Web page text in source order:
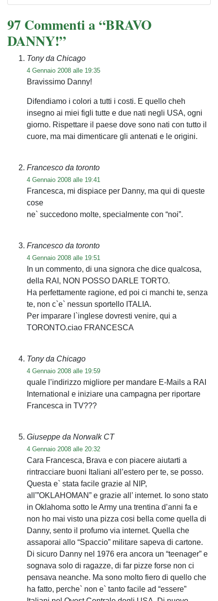
97 Commenti a “BRAVO
DANNY!”
Tony da Chicago
4 Gennaio 2008 alle 19:35
Bravissimo Danny!
Difendiamo i colori a tutti i costi. E quello cheh
insegno ai miei figli tutte e due nati negli USA, ogni
giorno. Rispettare il paese dove sono nati con tutto il
cuore, ma mai dimenticare gli antenati e le origini.
Francesco da toronto
4 Gennaio 2008 alle 19:41
Francesca, mi dispiace per Danny, ma qui di queste
cose
ne` succedono molte, specialmente con “noi”.
Francesco da toronto
4 Gennaio 2008 alle 19:51
In un commento, di una signora che dice qualcosa,
della RAI, NON POSSO DARLE TORTO.
Ha perfettamente ragione, ed poi ci manchi te, senza
te, non c`e` nessun sportello ITALIA.
Per imparare l`inglese dovresti venire, qui a
TORONTO.ciao FRANCESCA
Tony da Chicago
4 Gennaio 2008 alle 19:59
quale l’indirizzo migliore per mandare E-Mails a RAI
International e iniziare una campagna per riportare
Francesca in TV???
Giuseppe da Norwalk CT
4 Gennaio 2008 alle 20:32
Cara Francesca, Brava e con piacere aiutarti a
rintracciare buoni Italiani all’estero per te, se posso.
Questa e` stata facile grazie al NIP,
all'”OKLAHOMAN” e grazie all’ internet. Io sono stato
in Oklahoma sotto le Army una trentina d’anni fa e
non ho mai visto una pizza cosi bella come quella di
Danny, sento il profumo via internet. Quella che
assaporai allo “Spaccio” militare sapeva di cartone.
Di sicuro Danny nel 1976 era ancora un “teenager” e
sognava solo di ragazze, di far pizze forse non ci
pensava neanche. Ma sono molto fiero di quello che
ha fatto, perche` non e` tanto facile ad “essere”